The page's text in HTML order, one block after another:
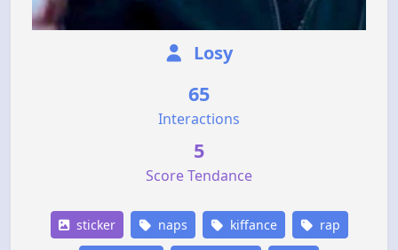
Losy
65
Interactions
5
Score Tendance
sticker naps kiffance rap